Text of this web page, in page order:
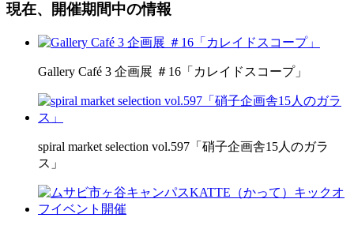
現在、開催期間中の情報
Gallery Café 3 企画展 ＃16「カレイドスコープ」
spiral market selection vol.597「硝子企画舎15人のガラ
ス」